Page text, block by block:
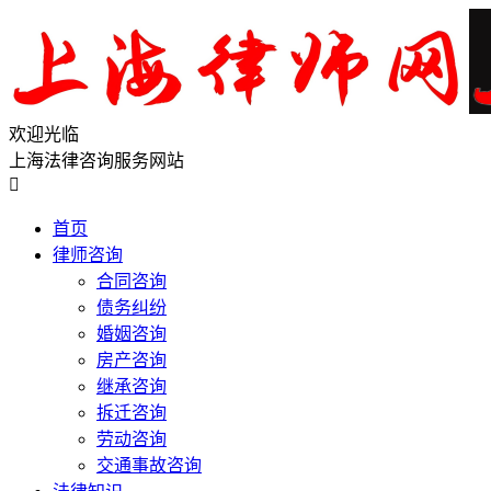
欢迎光临
上海法律咨询服务网站

首页
律师咨询
合同咨询
债务纠纷
婚姻咨询
房产咨询
继承咨询
拆迁咨询
劳动咨询
交通事故咨询